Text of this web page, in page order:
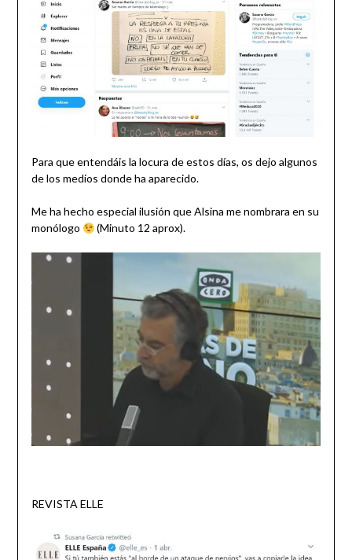
Para que entendáis la locura de estos días, os dejo algunos
de los medios donde ha aparecido.
Me ha hecho especial ilusión que Alsina me nombrara en su
monólogo
(Minuto 12 aprox).
REVISTA ELLE